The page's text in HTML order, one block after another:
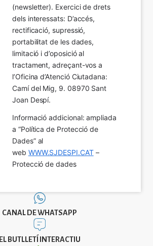
(newsletter). Exercici de drets
dels interessats: D’accés,
rectificació, supressió,
portabilitat de les dades,
limitació i d’oposició al
tractament, adreçant-vos a
l’Oficina d’Atenció Ciutadana:
Camí del Mig, 9. 08970 Sant
Joan Despí.
Informació addicional: ampliada
a “Política de Protecció de
Dades” al
web WWW.SJDESPI.CAT –
Protecció de dades
CANAL DE WHATSAPP
EL BUTLLETÍ INTERACTIU